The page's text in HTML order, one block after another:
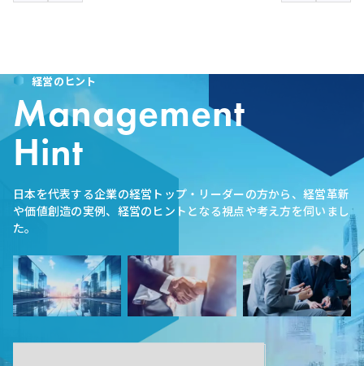
経営のヒント
Management
Hint
日本を代表する企業の経営トップ・リーダーの方から、経営革新
や価値創造の実例、経営のヒントとなる視点や考え方を伺いまし
た。